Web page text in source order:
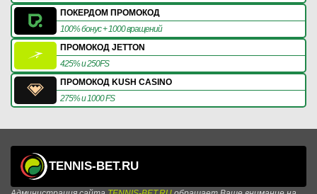
ПОКЕРДОМ ПРОМОКОД
100% бонус + 1000 вращений
ПРОМОКОД JETTON
425% и 250FS
ПРОМОКОД KUSH CASINO
275% и 1000 FS
TENNIS-BET.RU